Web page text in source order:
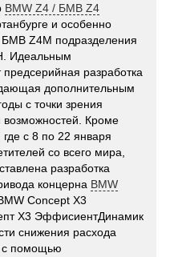
BMW Z4 / БМВ Z4
и особенно
Z4M подразделения
Идеальным
разработка
дополнительным
с точки зрения
возможностей. Кроме
с 8 по 22 января
со всего мира,
разработка
концерна BMW
Concept X3
Х3 ЭффисиентДинамик
снижения расхода
с помощью